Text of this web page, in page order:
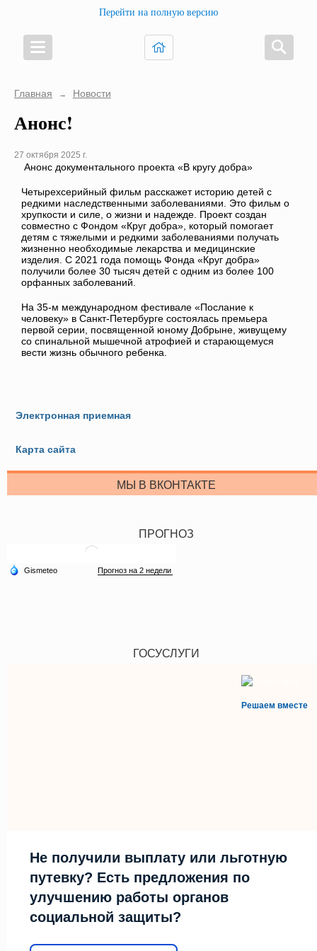
Перейти на полную версию
Главная → Новости
Анонс!
27 октября 2025 г.
Анонс документального проекта «В кругу добра»
Четырехсерийный фильм расскажет историю детей с
редкими наследственными заболеваниями. Это фильм о
хрупкости и силе, о жизни и надежде. Проект создан
совместно с Фондом «Круг добра», который помогает
детям с тяжелыми и редкими заболеваниями получать
жизненно необходимые лекарства и медицинские
изделия. С 2021 года помощь Фонда «Круг добра»
получили более 30 тысяч детей с одним из более 100
орфанных заболеваний.
На 35-м международном фестивале «Послание к
человеку» в Санкт-Петербурге состоялась премьера
первой серии, посвященной юному Добрыне, живущему
со спинальной мышечной атрофией и старающемуся
вести жизнь обычного ребенка.
Электронная приемная
Карта сайта
МЫ В ВКОНТАКТЕ
ПРОГНОЗ
ГОСУСЛУГИ
Решаем вместе
Не получили выплату или льготную
путевку? Есть предложения по
улучшению работы органов
социальной защиты?